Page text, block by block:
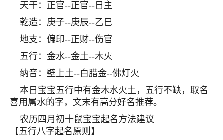
天干：正官--正官--日主
乾造：庚子--庚辰--乙巳
地支：偏印--正财--伤官
五行：金水--金土--木火
纳音：壁上土--白腊金--佛灯火
本日宝宝五行中有金木水火土，五行不缺，取名
喜用属水的字，文末有高分好名推荐。
农历四月初十鼠宝宝起名方法建议
【五行八字起名原则】